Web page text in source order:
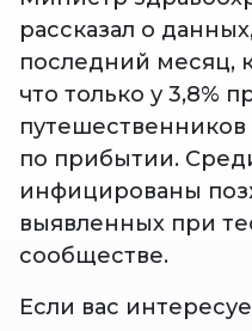
рассказал о
последний месяц,
что только у 3,8%
по прибытии.
инфицированы
выявленных при
сообществе.
Если вас